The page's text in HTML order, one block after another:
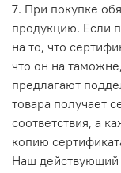
7. При покупке
продукцию. Если
на то, что
что он на
предлагают
товара получает
соответствия, а
копию
Наш действующий